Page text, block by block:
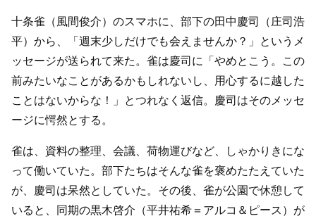
十条雀（風間俊介）のスマホに、部下の田中慶司（庄司浩
平）から、「週末少しだけでも会えませんか？」というメ
ッセージが送られて来た。雀は慶司に「やめとこう。この
前みたいなことがあるかもしれないし、用心するに越した
ことはないからな！」とつれなく返信。慶司はそのメッセ
ージに愕然とする。
雀は、資料の整理、会議、荷物運びなど、しゃかりきにな
って働いていた。部下たちはそんな雀を褒めたたえていた
が、慶司は呆然としていた。その後、雀が公園で休憩して
いると、同期の黒木啓介（平井祐希＝アルコ＆ピース）が